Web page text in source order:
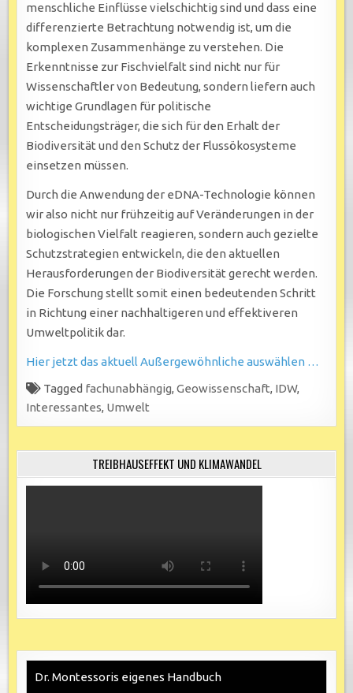
menschliche Einflüsse vielschichtig sind und dass eine
differenzierte Betrachtung notwendig ist, um die
komplexen Zusammenhänge zu verstehen. Die
Erkenntnisse zur Fischvielfalt sind nicht nur für
Wissenschaftler von Bedeutung, sondern liefern auch
wichtige Grundlagen für politische
Entscheidungsträger, die sich für den Erhalt der
Biodiversität und den Schutz der Flussökosysteme
einsetzen müssen.
Durch die Anwendung der eDNA-Technologie können
wir also nicht nur frühzeitig auf Veränderungen in der
biologischen Vielfalt reagieren, sondern auch gezielte
Schutzstrategien entwickeln, die den aktuellen
Herausforderungen der Biodiversität gerecht werden.
Die Forschung stellt somit einen bedeutenden Schritt
in Richtung einer nachhaltigeren und effektiveren
Umweltpolitik dar.
Hier jetzt das aktuell Außergewöhnliche auswählen …
Tagged fachunabhängig,Geowissenschaft, IDW,
Interessantes, Umwelt
TREIBHAUSEFFEKT UND KLIMAWANDEL
Dr. Montessoris eigenes Handbuch